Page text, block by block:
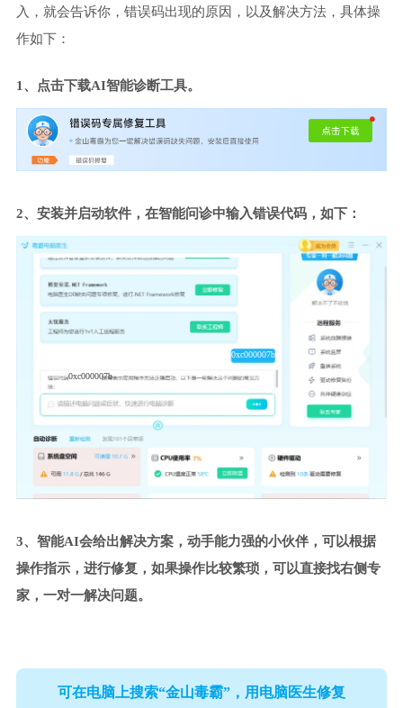
入，就会告诉你，错误码出现的原因，以及解决方法，具体操
作如下：
1、点击下载AI智能诊断工具。
2、安装并启动软件，在智能问诊中输入错误代码，如下：
0xc000007b
0xc000007b
3、智能AI会给出解决方案，动手能力强的小伙伴，可以根据
操作指示，进行修复，如果操作比较繁琐，可以直接找右侧专
家，一对一解决问题。
可在电脑上搜索“金山毒霸”，用电脑医生修复